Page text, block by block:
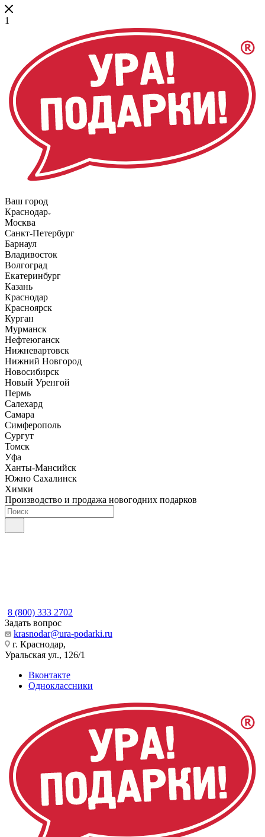
1
Ваш город
Краснодар
Москва
Санкт-Петербург
Барнаул
Владивосток
Волгоград
Екатеринбург
Казань
Краснодар
Красноярск
Курган
Мурманск
Нефтеюганск
Нижневартовск
Нижний Новгород
Новосибирск
Новый Уренгой
Пермь
Салехард
Самара
Симферополь
Сургут
Томск
Уфа
Ханты-Мансийск
Южно Сахалинск
Химки
Производство и продажа новогодних подарков
8 (800) 333 2702
Задать вопрос
krasnodar@ura-podarki.ru
г. Краснодар,
Уральская ул., 126/1
Вконтакте
Одноклассники